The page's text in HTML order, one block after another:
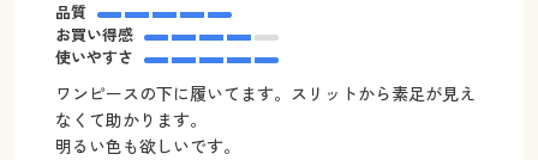
品質
お買い得感
使いやすさ
ワンピースの下に履いてます。スリットから素足が見え
なくて助かります。
明るい色も欲しいです。